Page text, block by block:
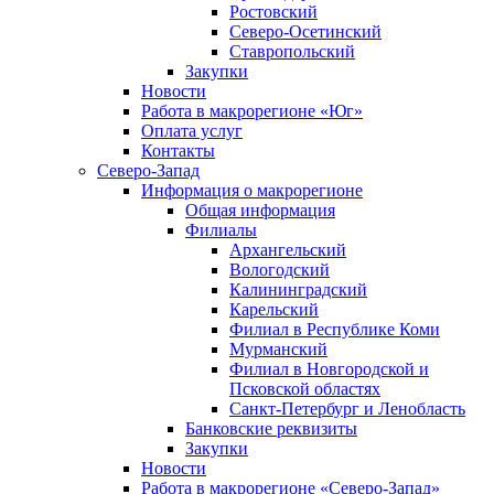
Ростовский
Северо-Осетинский
Ставропольский
Закупки
Новости
Работа в макрорегионе «Юг»
Оплата услуг
Контакты
Северо-Запад
Информация о макрорегионе
Общая информация
Филиалы
Архангельский
Вологодский
Калининградский
Карельский
Филиал в Республике Коми
Мурманский
Филиал в Новгородской и
Псковской областях
Санкт-Петербург и Ленобласть
Банковские реквизиты
Закупки
Новости
Работа в макрорегионе «Северо-Запад»